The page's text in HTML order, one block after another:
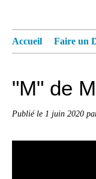
Accueil Faire un
"M" de
Publié le 1 juin 2020